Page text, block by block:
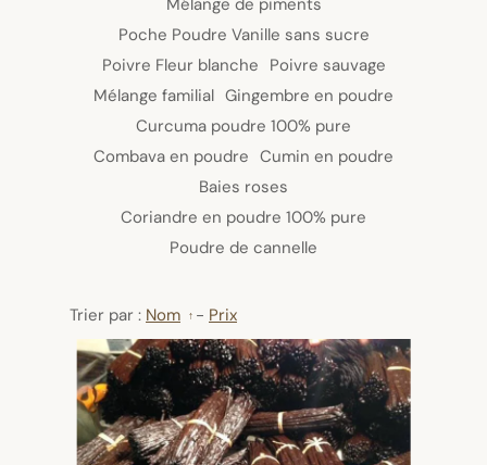
Mélange de piments
Poche Poudre Vanille sans sucre
Poivre Fleur blanche Poivre sauvage
Mélange familial Gingembre en poudre
Curcuma poudre 100% pure
Combava en poudre Cumin en poudre
Baies roses
Coriandre en poudre 100% pure
Poudre de cannelle
Trier par : Nom - Prix